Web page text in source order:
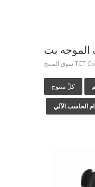
الموجه بت
كلّ منتوج
الحاسب الآلي